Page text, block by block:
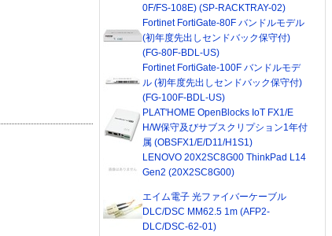
0F/FS-108E) (SP-RACKTRAY-02)
Fortinet FortiGate-80F バンドルモデル
(初年度先出しセンドバック保守付)
(FG-80F-BDL-US)
Fortinet FortiGate-100F バンドルモデ
ル (初年度先出しセンドバック保守付)
(FG-100F-BDL-US)
PLAT'HOME OpenBlocks IoT FX1/E
H/W保守及びサブスクリプション1年付
属 (OBSFX1/E/D11/H1S1)
LENOVO 20X2SC8G00 ThinkPad L14
Gen2 (20X2SC8G00)
エイム電子 光ファイバーケーブル
DLC/DSC MM62.5 1m (AFP2-
DLC/DSC-62-01)